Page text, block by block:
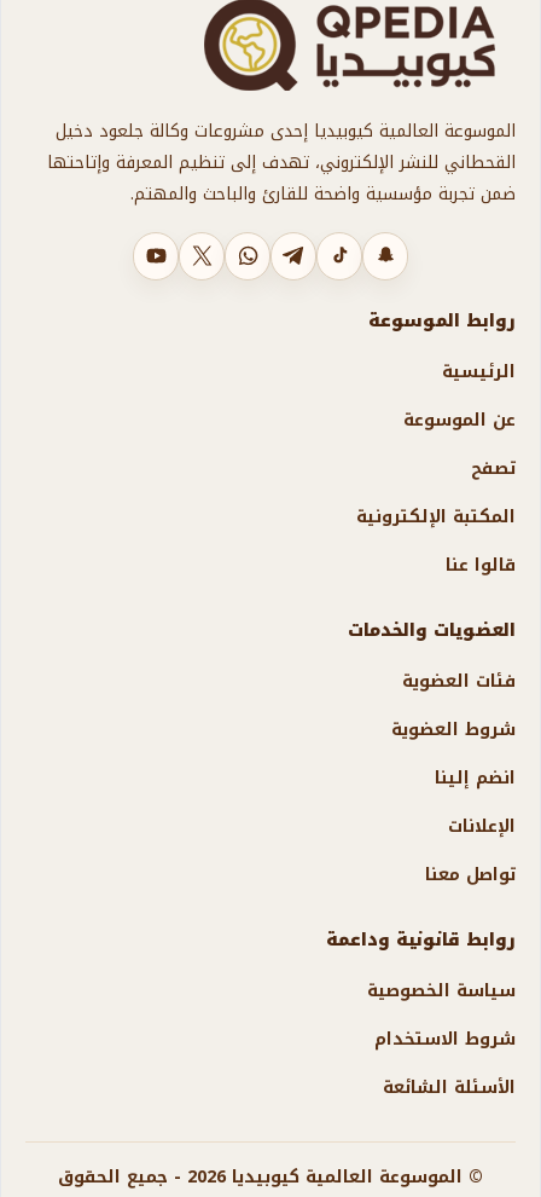
الموسوعة العالمية كيوبيديا إحدى مشروعات وكالة جلعود دخيل
القحطاني للنشر الإلكتروني، تهدف إلى تنظيم المعرفة وإتاحتها
ضمن تجربة مؤسسية واضحة للقارئ والباحث والمهتم.
يوتيوب
X واتسابتليجرامتيك توكسناب شات
روابط الموسوعة
الرئيسية
عن الموسوعة
تصفح
المكتبة الإلكترونية
قالوا عنا
العضويات والخدمات
فئات العضوية
شروط العضوية
انضم إلينا
الإعلانات
تواصل معنا
روابط قانونية وداعمة
سياسة الخصوصية
شروط الاستخدام
الأسئلة الشائعة
© الموسوعة العالمية كيوبيديا 2026 - جميع الحقوق